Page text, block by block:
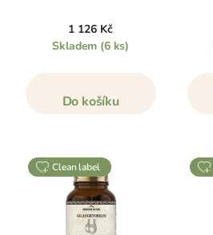
1 126 Kč
Skladem (6 ks)
Do košíku
clean label